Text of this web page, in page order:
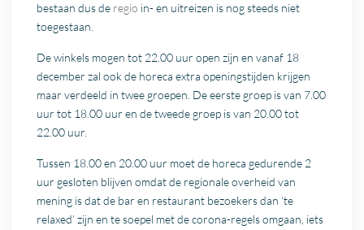
bestaan dus de regio in- en uitreizen is nog steeds niet
toegestaan.
De winkels mogen tot 22.00 uur open zijn en vanaf 18
december zal ook de horeca extra openingstijden krijgen
maar verdeeld in twee groepen. De eerste groep is van 7.00
uur tot 18.00 uur en de tweede groep is van 20.00 tot
22.00 uur.
Tussen 18.00 en 20.00 uur moet de horeca gedurende 2
uur gesloten blijven omdat de regionale overheid van
mening is dat de bar en restaurant bezoekers dan ‘te
relaxed’ zijn en te soepel met de corona-regels omgaan, iets